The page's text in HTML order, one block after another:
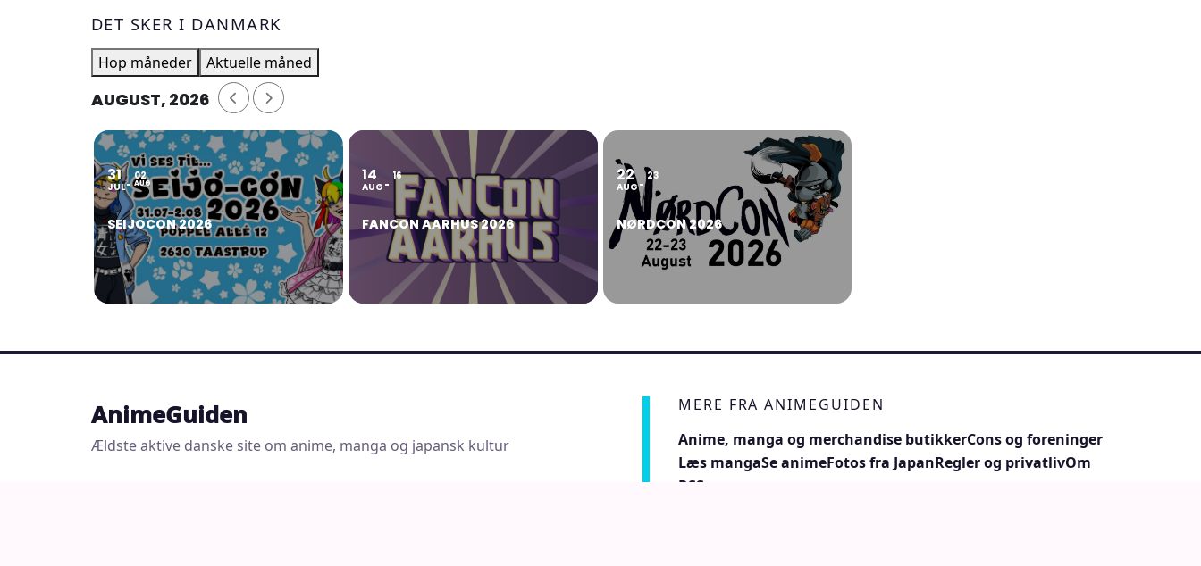
DET SKER I DANMARK
Hop måneder Aktuelle måned
AUGUST, 2026
31
JUL
02
AUG
SEIJOCON 2026
14
AUG
16
FANCON AARHUS 2026
22
AUG
23
NØRDCON 2026
AnimeGuiden
Ældste aktive danske site om anime, manga og japansk kultur
MERE FRA ANIMEGUIDEN
Anime, manga og merchandise butikkerCons og foreninger
Læs mangaSe animeFotos fra JapanRegler og privatlivOm
RSS